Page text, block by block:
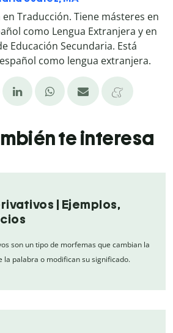
Traducción. Tiene másteres en
como Lengua Extranjera y en
Educación Secundaria. Está
como lengua extranjera.
te interesa
| Ejemplos,
son un tipo de morfemas que cambian la
la palabra o modifican su significado.